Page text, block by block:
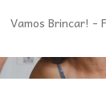
Vamos Brincar! -